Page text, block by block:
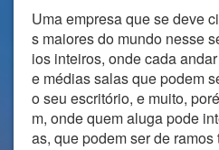
Uma empresa que se deve
s maiores do mundo nesse
ios inteiros, onde cada
e médias salas que podem
o seu escritório, e muito,
m, onde quem aluga pode
as, que podem ser de